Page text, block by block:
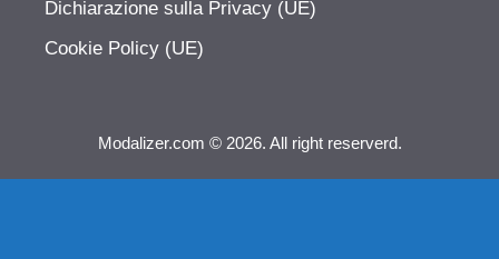
Dichiarazione sulla Privacy (UE)
Cookie Policy (UE)
Modalizer.com © 2026. All right reserverd.